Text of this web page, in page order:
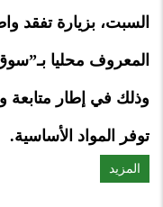
السبت، بزيارة تفقد
المعروف محليا
وذلك في إطار
توفر المواد الأساسية.
المزيد